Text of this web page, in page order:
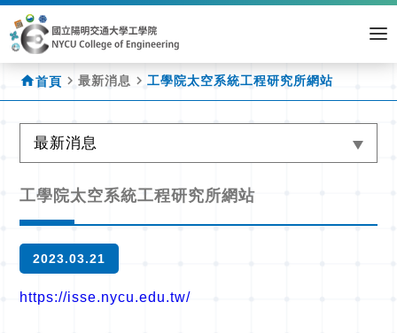
home首頁 navigate_next最新消息 navigate_next工學院太空系統工程研究所網站
最新消息
工學院太空系統工程研究所網站
2023.03.21
https://isse.nycu.edu.tw/